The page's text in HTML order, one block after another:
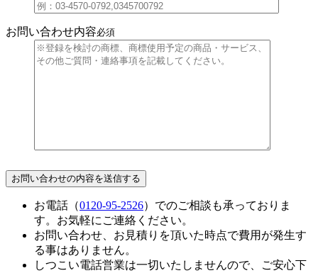
お問い合わせ内容必須
お電話（0120-95-2526）でのご相談も承っておりま
す。お気軽にご連絡ください。
お問い合わせ、お見積りを頂いた時点で費用が発生す
る事はありません。
しつこい電話営業は一切いたしませんので、ご安心下